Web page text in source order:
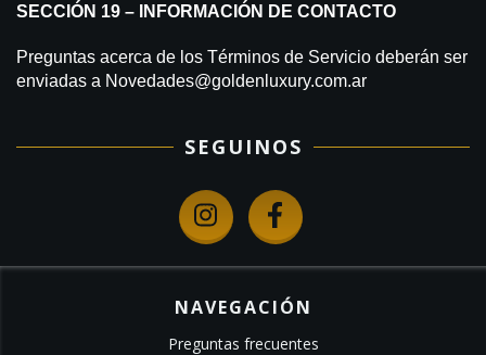
SECCIÓN 19 – INFORMACIÓN DE CONTACTO
Preguntas acerca de los Términos de Servicio deberán ser
enviadas a Novedades@goldenluxury.com.ar
SEGUINOS
NAVEGACIÓN
Preguntas frecuentes